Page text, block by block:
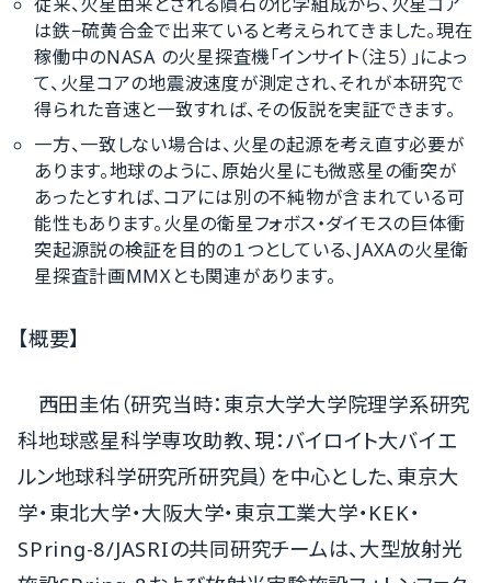
は鉄−硫黄合金で出来ていると考えられてきました。現在
稼働中のNASA の火星探査機「インサイト（注５）」によっ
て、火星コアの地震波速度が測定され、それが本研究で
得られた音速と一致すれば、その仮説を実証できます。
一方、一致しない場合は、火星の起源を考え直す必要が
あります。地球のように、原始火星にも微惑星の衝突が
あったとすれば、コアには別の不純物が含まれている可
能性もあります。火星の衛星フォボス・ダイモスの巨体衝
突起源説の検証を目的の１つとしている、JAXAの火星衛
星探査計画MMXとも関連があります。
【概要】
西田圭佑（研究当時：東京大学大学院理学系研究
科地球惑星科学専攻助教、現：バイロイト大バイエ
ルン地球科学研究所研究員）を中心とした、東京大
学・東北大学・大阪大学・東京工業大学・KEK・
SPring-8/JASRIの共同研究チームは、大型放射光